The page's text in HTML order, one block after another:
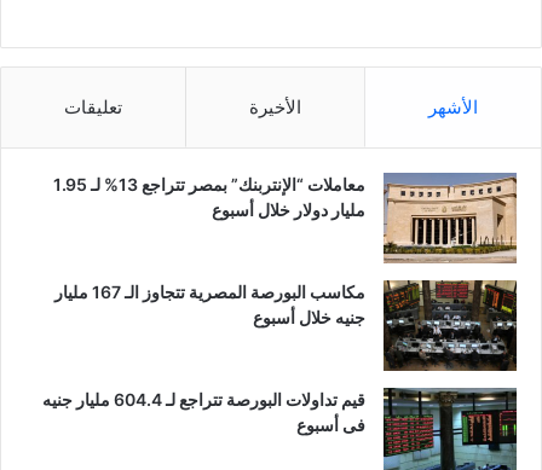
الأشهر الأخيرة تعليقات
معاملات “الإنتربنك” بمصر تتراجع 13% لـ 1.95
مليار دولار خلال أسبوع
مكاسب البورصة المصرية تتجاوز الـ 167 مليار
جنيه خلال أسبوع
قيم تداولات البورصة تتراجع لـ 604.4 مليار جنيه
فى أسبوع